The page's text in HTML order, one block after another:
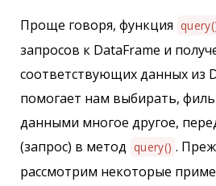
Проще говоря, функция
запросов к DataFrame и
соответствующих данных из
помогает нам выбирать,
данными многое другое,
(запрос) в метод query() .
рассмотрим некоторые